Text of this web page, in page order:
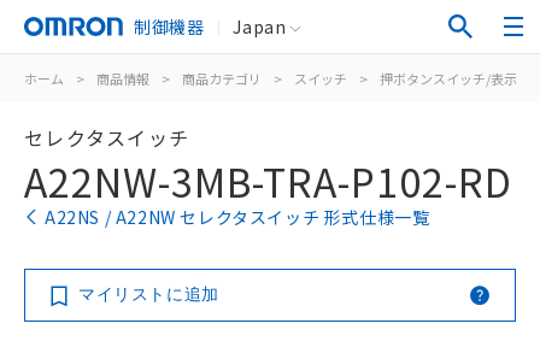
制御機器 Japan
ホーム > 商品情報 > 商品カテゴリ > スイッチ > 押ボタンスイッチ/表示灯
セレクタスイッチ
A22NW-3MB-TRA-P102-RD
A22NS / A22NW セレクタスイッチ 形式仕様一覧
マイリストに追加